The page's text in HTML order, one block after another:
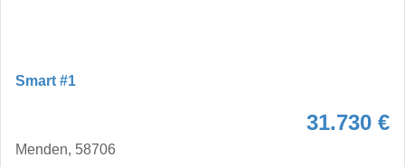
Smart #1
31.730 €
Menden, 58706